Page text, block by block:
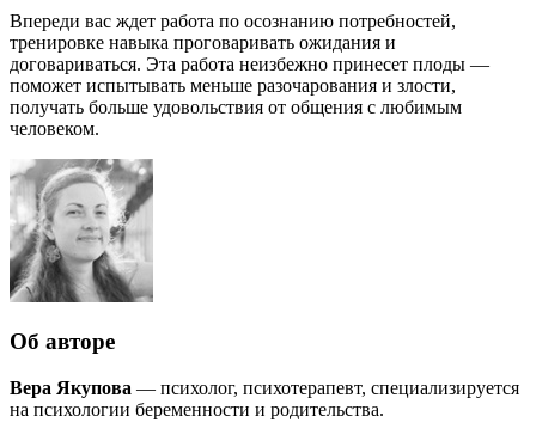
Впереди вас ждет работа по осознанию потребностей,
тренировке навыка проговаривать ожидания и
договариваться. Эта работа неизбежно принесет плоды —
поможет испытывать меньше разочарования и злости,
получать больше удовольствия от общения с любимым
человеком.
Об авторе
Вера Якупова — психолог, психотерапевт, специализируется
на психологии беременности и родительства.